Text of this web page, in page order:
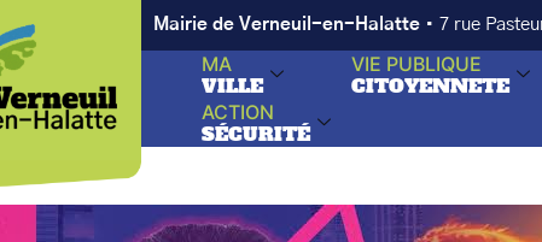
Mairie de Verneuil-en-Halatte • 7 rue
MA
VILLE
VIE PUBLIQUE
CITOYENNETE
ACTION
SÉCURITÉ